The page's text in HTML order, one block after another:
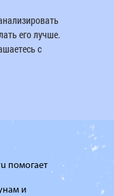
помогает
и
его лучше.
с